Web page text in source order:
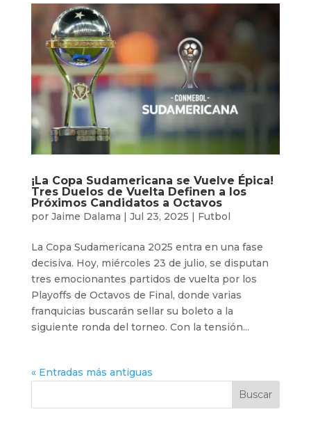
¡La Copa Sudamericana se Vuelve Épica!
Tres Duelos de Vuelta Definen a los
Próximos Candidatos a Octavos
por Jaime Dalama | Jul 23, 2025 | Futbol
La Copa Sudamericana 2025 entra en una fase
decisiva. Hoy, miércoles 23 de julio, se disputan
tres emocionantes partidos de vuelta por los
Playoffs de Octavos de Final, donde varias
franquicias buscarán sellar su boleto a la
siguiente ronda del torneo. Con la tensión...
« Entradas más antiguas
Buscar